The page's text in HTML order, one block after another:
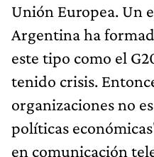
Unión Europea. Un
Argentina ha
este tipo como el
tenido crisis.
organizaciones no
políticas
en comunicación